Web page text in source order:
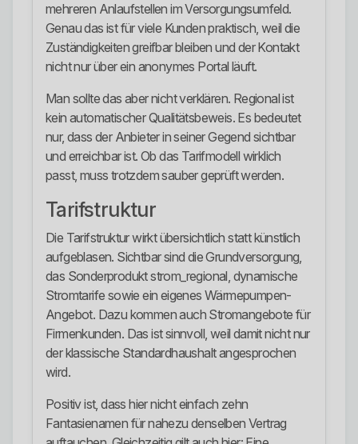
mehreren Anlaufstellen im Versorgungsumfeld.
Genau das ist für viele Kunden praktisch, weil die
Zuständigkeiten greifbar bleiben und der Kontakt
nicht nur über ein anonymes Portal läuft.
Man sollte das aber nicht verklären. Regional ist
kein automatischer Qualitätsbeweis. Es bedeutet
nur, dass der Anbieter in seiner Gegend sichtbar
und erreichbar ist. Ob das Tarifmodell wirklich
passt, muss trotzdem sauber geprüft werden.
Tarifstruktur
Die Tarifstruktur wirkt übersichtlich statt künstlich
aufgeblasen. Sichtbar sind die Grundversorgung,
das Sonderprodukt strom_regional, dynamische
Stromtarife sowie ein eigenes Wärmepumpen-
Angebot. Dazu kommen auch Stromangebote für
Firmenkunden. Das ist sinnvoll, weil damit nicht nur
der klassische Standardhaushalt angesprochen
wird.
Positiv ist, dass hier nicht einfach zehn
Fantasienamen für nahezu denselben Vertrag